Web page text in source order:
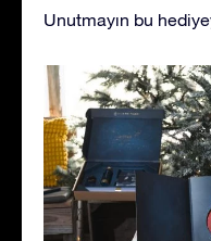
Unutmayın bu